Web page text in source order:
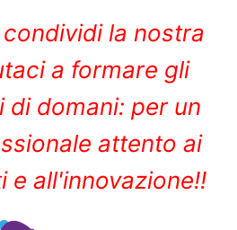
la nostra
a formare gli
di domani: per un
attento ai
e all'innovazione!!